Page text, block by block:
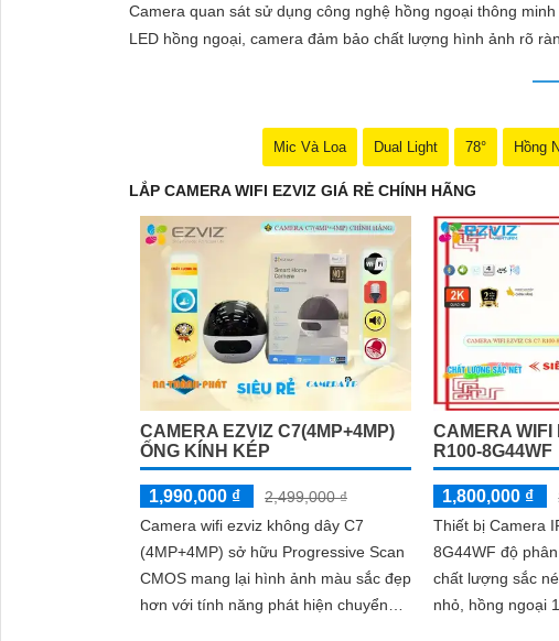
Hy vọng mẫu tư giới thiệu trên sẽ giúp bạn trong việc
Camera quan sát sử dụng công nghệ hồng ngoại thông
LED hồng ngoại, camera đảm bảo chất lượng hình ảnh rõ
Mic Và Loa Dual Light 78° Hồng
LẮP CAMERA WIFI EZVIZ GIÁ RẺ CHÍNH HÃNG
CAMERA EZVIZ C7(4MP+4MP)
ỐNG KÍNH KÉP
1,990,000 ₫
2,499,000 ₫
Camera wifi ezviz không dây C7
(4MP+4MP) sở hữu Progressive Scan
CMOS mang lại hình ảnh màu sắc đẹp
hơn với tính năng phát hiện chuyển
CAMERA WIFI
R100-8G44WF
1,800,000 ₫
Thiết bị Camera
8G44WF độ
chất lượng sắc
nhỏ, hồng ngoại 10m. Sử